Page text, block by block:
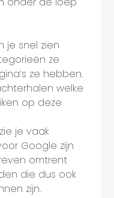
je snel zien
ze
ze hebben.
welke
op deze
je vaak
Google zijn
omtrent
die dus ook
zijn.